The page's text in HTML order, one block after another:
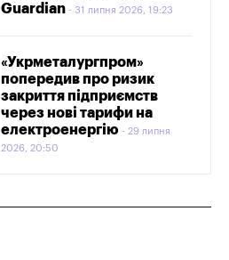
Guardian
31 липня 2026, 19:23
«Укрметалургпром»
попередив про ризик
закриття підприємств
через нові тарифи на
електроенергію
29 липня
2026, 20:50